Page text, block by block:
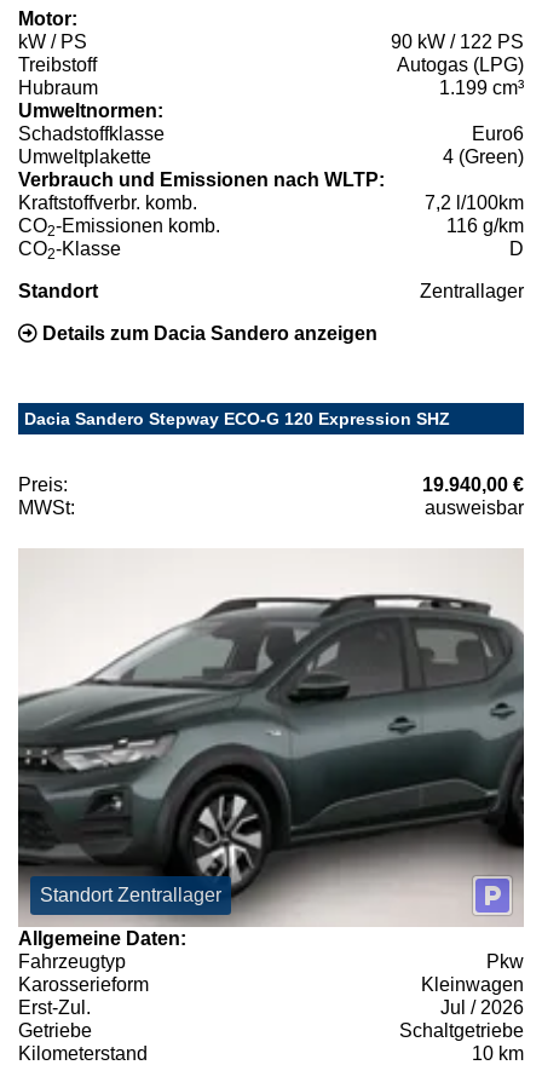
Motor:
kW / PS
90 kW / 122 PS
Treibstoff
Autogas (LPG)
Hubraum
1.199 cm³
Umweltnormen:
Schadstoffklasse
Euro6
Umweltplakette
4 (Green)
Verbrauch und Emissionen nach WLTP:
Kraftstoffverbr. komb.
7,2 l/100km
CO2-Emissionen komb.
116 g/km
CO2-Klasse D
Standort Zentrallager
Details zum Dacia Sandero anzeigen
Dacia Sandero Stepway ECO-G 120 Expression SHZ
Preis:
19.940,00 €
MWSt:
ausweisbar
Standort Zentrallager
Allgemeine Daten:
Fahrzeugtyp
Pkw
Karosserieform
Kleinwagen
Erst-Zul.
Jul / 2026
Getriebe
Schaltgetriebe
Kilometerstand
10 km